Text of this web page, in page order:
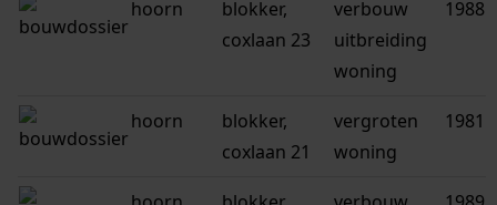
hoorn
blokker,
coxlaan 23
verbouw
uitbreiding
woning
1988
hoorn
blokker,
coxlaan 21
vergroten
woning
1981